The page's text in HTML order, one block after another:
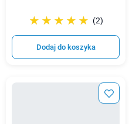
☆☆☆☆☆
★★★★★ (2)
Dodaj do koszyka